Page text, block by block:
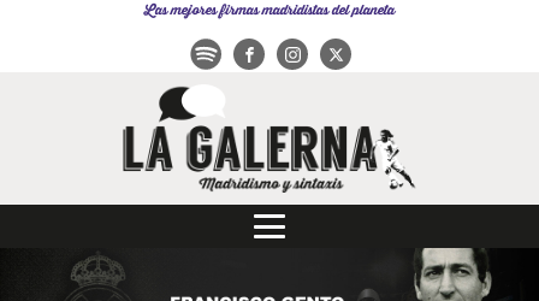
Las mejores firmas madridistas del planeta